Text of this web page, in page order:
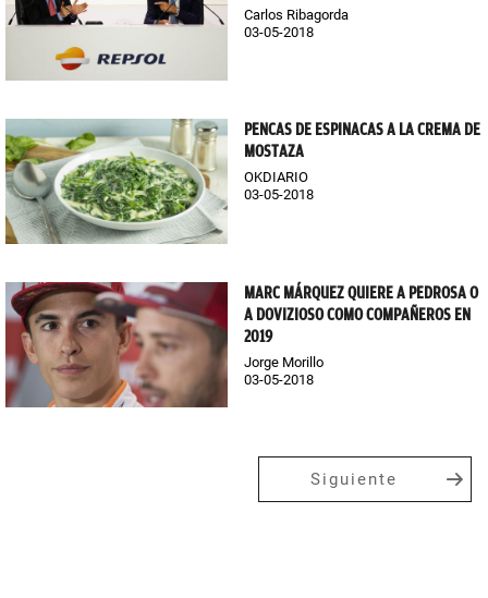
Carlos Ribagorda
03-05-2018
PENCAS DE ESPINACAS A LA CREMA DE
MOSTAZA
OKDIARIO
03-05-2018
MARC MÁRQUEZ QUIERE A PEDROSA O
A DOVIZIOSO COMO COMPAÑEROS EN
2019
Jorge Morillo
03-05-2018
Siguiente